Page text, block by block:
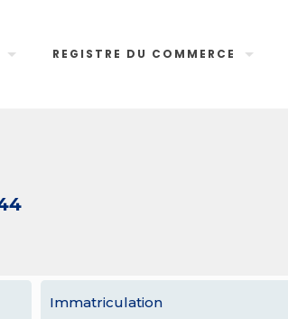
REGISTRE DU COMMERCE
Immatriculation